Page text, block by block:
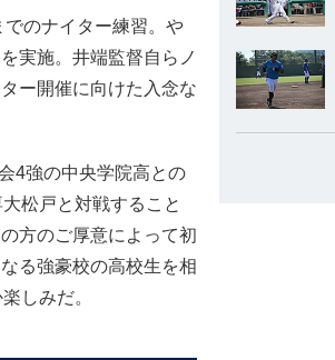
のナイター練習。や
実施。井端監督自らノ
ー開催に向けた入念な
4強の中央学院高との
松戸と対戦すること
方のご厚意によって初
る強豪校の高校生を相
しみだ。